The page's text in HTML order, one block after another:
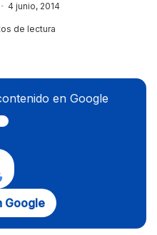
4 junio, 2014
de lectura
en Google
Google